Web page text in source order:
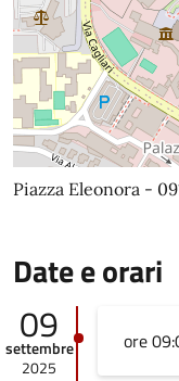
Piazza Eleonora -
Date e orari
09
settembre
2025
ore